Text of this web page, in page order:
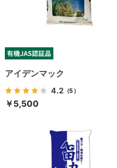
アイデンマック
4.2（5）
￥5,500